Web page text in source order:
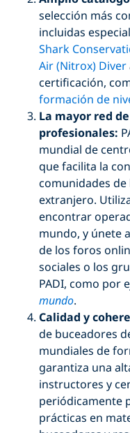
selección más
incluidas
Shark
Air (Nitrox) Diver
certificación,
formación de
La mayor red
profesionales:
mundial de
que facilita la
comunidades de
extranjero.
encontrar
mundo, y únete
de los foros
sociales o los
PADI, como por
mundo.
Calidad y
de buceadores
mundiales de
garantiza una
instructores y
periódicamente
prácticas en